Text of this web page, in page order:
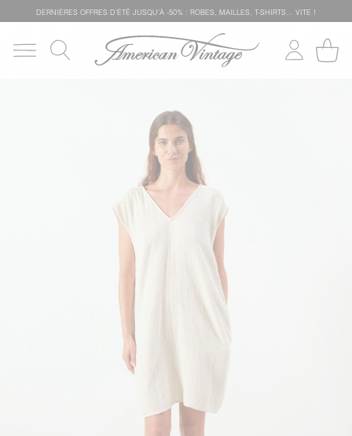
DERNIÈRES OFFRES D'ÉTÊ JUSQU'À -50% : ROBES, MAILLES, T-SHIRTS... VITE !